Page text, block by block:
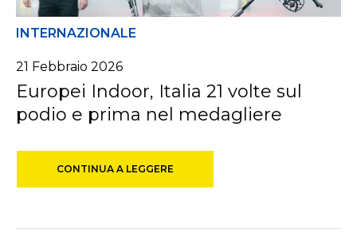
INTERNAZIONALE
21 Febbraio 2026
Europei Indoor, Italia 21 volte sul
podio e prima nel medagliere
CONTINUA A LEGGERE